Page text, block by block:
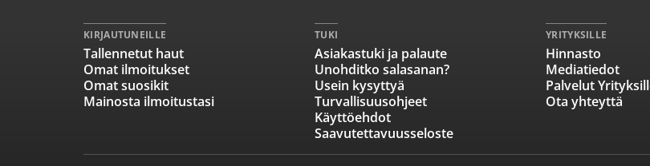
KIRJAUTUNEILLE
Tallennetut haut
Omat ilmoitukset
Omat suosikit
Mainosta ilmoitustasi
TUKI
Asiakastuki ja palaute
Unohditko salasanan?
Usein kysyttyä
Turvallisuusohjeet
Käyttöehdot
Saavutettavuusseloste
YRITYKSILLE
Hinnasto
Mediatiedot
Palvelut
Ota yhteyttä